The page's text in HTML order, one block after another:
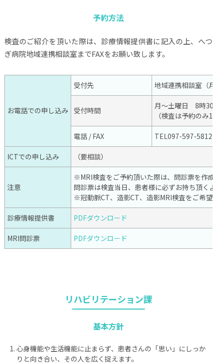
予約方法
検査のご紹介を頂いた際は、診療情報提供書に記入の上、へつ
ぎ病院地域連携相談室までFAXをお願い致します。
お電話での申し込み
受付先 地域連携相談室（
受付時間
月～土曜日 8時30
（検査は予約のみ
電話 / FAX TEL097-597-
ICTでの申し込み （要相談）
注意
※MRI検査をご予約頂いた際は、問診票を作
問診票は検査当日、患者様に必ずお持ち頂く
※冠動脈CT、造影CT、造影MRI検査をご希望
診療情報提供書 PDFダウンロード
MRI問診票 PDFダウンロード
リハビリテーション課
基本方針
心身機能や生活機能に止まらず、患者さんの「思い」にしっか
りと向き合い、その人を広く捉えます。